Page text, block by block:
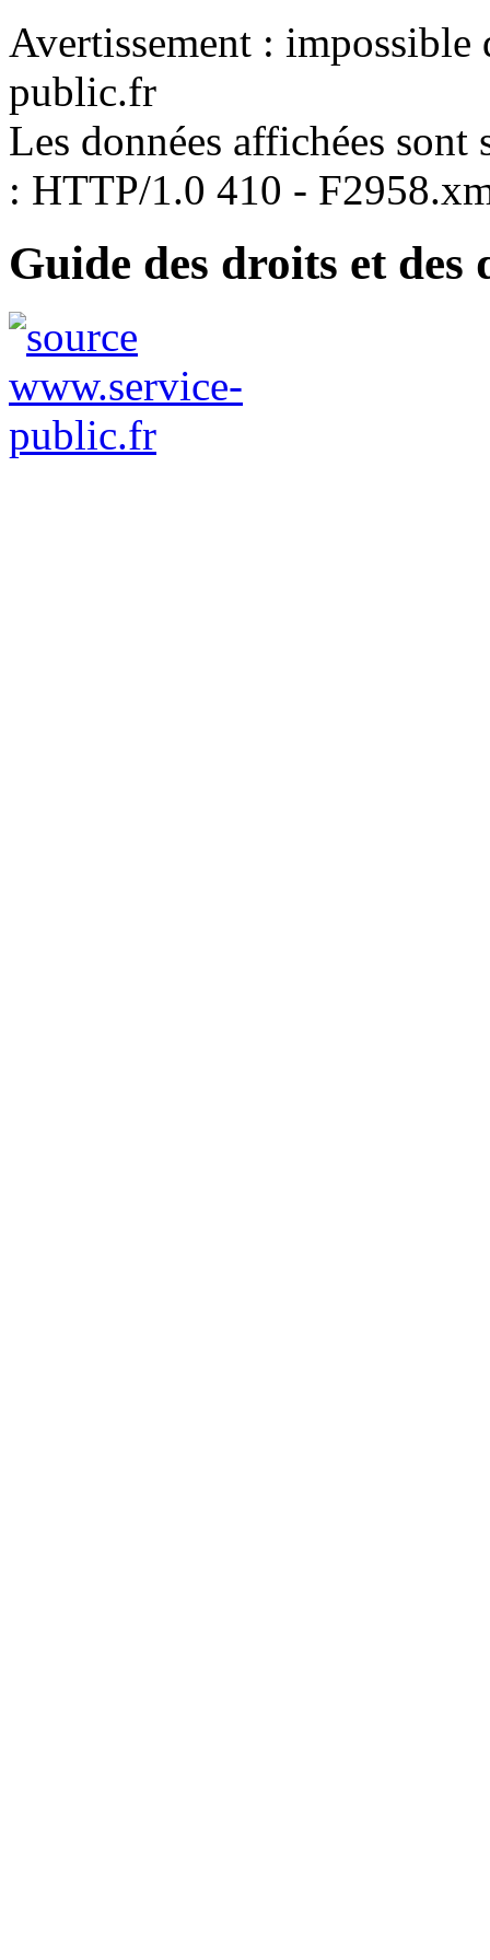
Avertissement : impossible
public.fr
Les données affichées sont
: HTTP/1.0 410 -
Guide des droits et